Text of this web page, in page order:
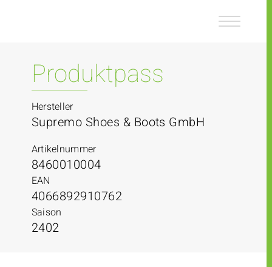
Produktpass
Hersteller
Supremo Shoes & Boots GmbH
Artikelnummer
8460010004
EAN
4066892910762
Saison
2402